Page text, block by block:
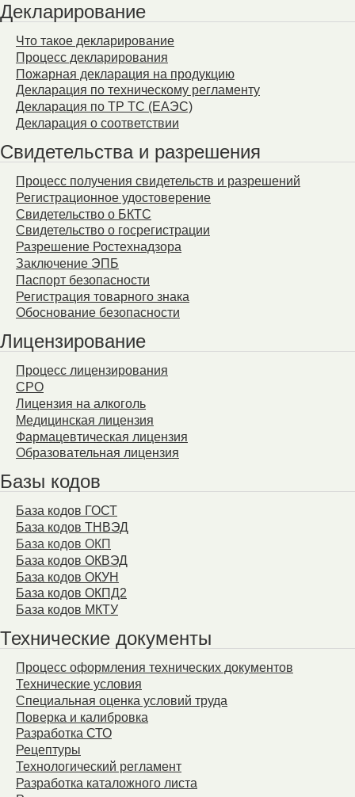
Декларирование
Что такое декларирование
Процесс декларирования
Пожарная декларация на продукцию
Декларация по техническому регламенту
Декларация по ТР ТС (ЕАЭС)
Декларация о соответствии
Свидетельства и разрешения
Процесс получения свидетельств и разрешений
Регистрационное удостоверение
Свидетельство о БКТС
Свидетельство о госрегистрации
Разрешение Ростехнадзора
Заключение ЭПБ
Паспорт безопасности
Регистрация товарного знака
Обоснование безопасности
Лицензирование
Процесс лицензирования
СРО
Лицензия на алкоголь
Медицинская лицензия
Фармацевтическая лицензия
Образовательная лицензия
Базы кодов
База кодов ГОСТ
База кодов ТНВЭД
База кодов ОКП
База кодов ОКВЭД
База кодов ОКУН
База кодов ОКПД2
База кодов МКТУ
Технические документы
Процесс оформления технических документов
Технические условия
Специальная оценка условий труда
Поверка и калибровка
Разработка СТО
Рецептуры
Технологический регламент
Разработка каталожного листа